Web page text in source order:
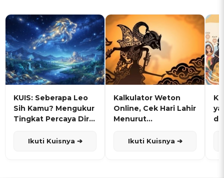
KUIS: Seberapa Leo
Sih Kamu? Mengukur
Tingkat Percaya Diri
Ikuti Kuisnya ➔
Kalkulator Weton
Online, Cek Hari Lahir
Menurut
Ikuti Kuisnya ➔